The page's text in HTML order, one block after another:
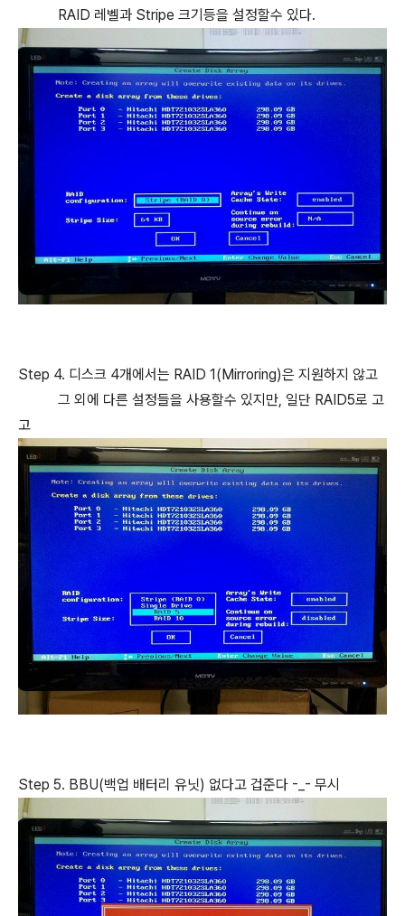
RAID 레벨과 Stripe 크기등을 설정할수 있다.
Step 4. 디스크 4개에서는 RAID 1(Mirroring)은 지원하지 않고
그 외에 다른 설정들을 사용할수 있지만, 일단 RAID5로 고
고
Step 5. BBU(백업 배터리 유닛) 없다고 겁준다 -_- 무시